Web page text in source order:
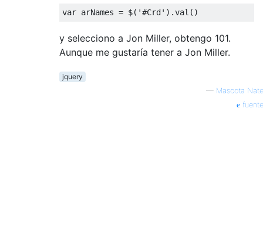
var arNames = $( '#Crd' ).val ()
y selecciono a Jon Miller, obtengo 101.
Aunque me gustaría tener a Jon Miller.
jquery
— Mascota Nate
fuente